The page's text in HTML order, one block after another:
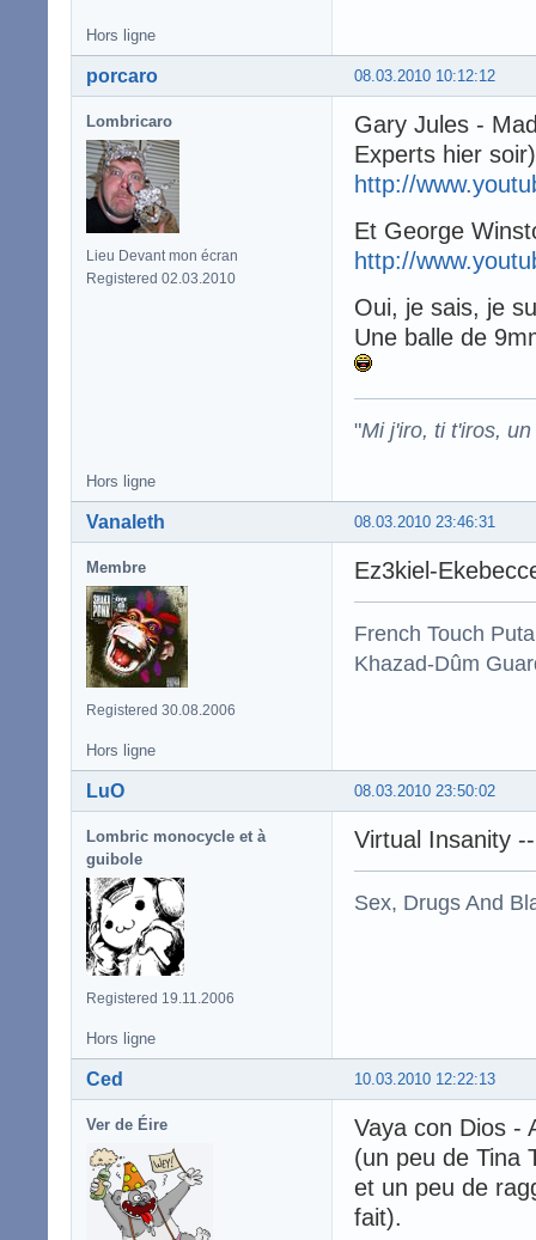
Hors ligne
08.03.2010 10:12:12
porcaro
Lombricaro
Lieu Devant mon écran
Registered 02.03.2010
Gary Jules -
Experts hier soir)
http://
Et George
http://
Oui, je sais, je
Une balle de
"Mi j'iro, ti t'iros,
Hors ligne
08.03.2010 23:46:31
Vanaleth
Membre
Registered 30.08.2006
Ez3kiel-
French Touch
Khazad-Dûm
Hors ligne
08.03.2010 23:50:02
LuO
Lombric monocycle et à
guibole
Registered 19.11.2006
Virtual Insanity
Sex, Drugs And
Hors ligne
10.03.2010 12:22:13
Ced
Ver de Éire
Vaya con Dios -
(un peu de Tina
et un peu de
fait).